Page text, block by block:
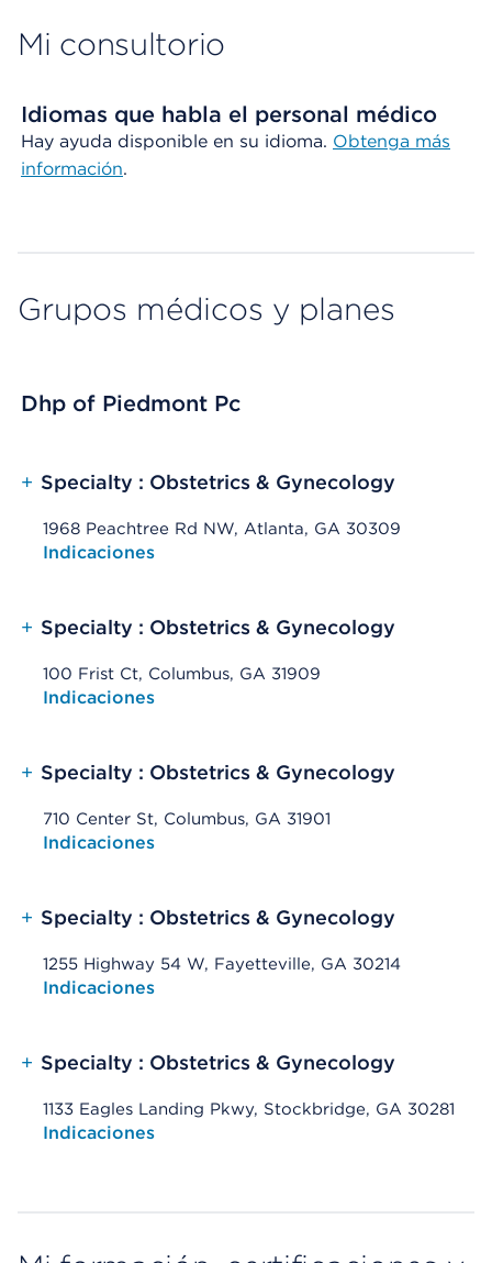
Mi consultorio
Idiomas que habla el personal médico
Hay ayuda disponible en su idioma. Obtenga más
información.
Grupos médicos y planes
Dhp of Piedmont Pc
+ Specialty : Obstetrics & Gynecology
1968 Peachtree Rd NW, Atlanta, GA 30309
Opens native map application on mobile devices
Indicaciones
+ Specialty : Obstetrics & Gynecology
100 Frist Ct, Columbus, GA 31909
Opens native map application on mobile devices
Indicaciones
+ Specialty : Obstetrics & Gynecology
710 Center St, Columbus, GA 31901
Opens native map application on mobile devices
Indicaciones
+ Specialty : Obstetrics & Gynecology
1255 Highway 54 W, Fayetteville, GA 30214
Opens native map application on mobile devices
Indicaciones
+ Specialty : Obstetrics & Gynecology
1133 Eagles Landing Pkwy, Stockbridge, GA 30281
Opens native map application on mobile devices
Indicaciones